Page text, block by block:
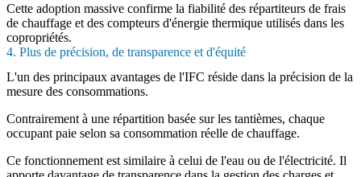
Cette adoption massive confirme la fiabilité des répartiteurs de frais
de chauffage et des compteurs d'énergie thermique utilisés dans les
copropriétés.
4. Plus de précision, de transparence et d'équité
L'un des principaux avantages de l'IFC réside dans la précision de la
mesure des consommations.
Contrairement à une répartition basée sur les tantièmes, chaque
occupant paie selon sa consommation réelle de chauffage.
Ce fonctionnement est similaire à celui de l'eau ou de l'électricité. Il